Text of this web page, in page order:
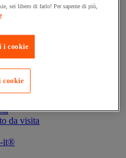
professionali
da visita
it®
sei libero di farlo! Per saperne di più,
i cookie
cookie